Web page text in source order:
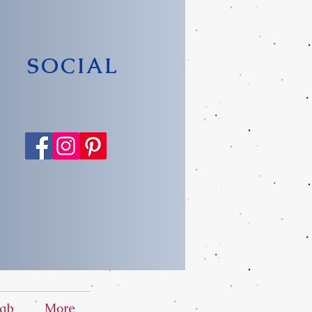
SOCIAL
More